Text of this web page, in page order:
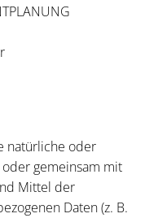
natürliche oder
gemeinsam mit
Mittel der
Daten (z. B.